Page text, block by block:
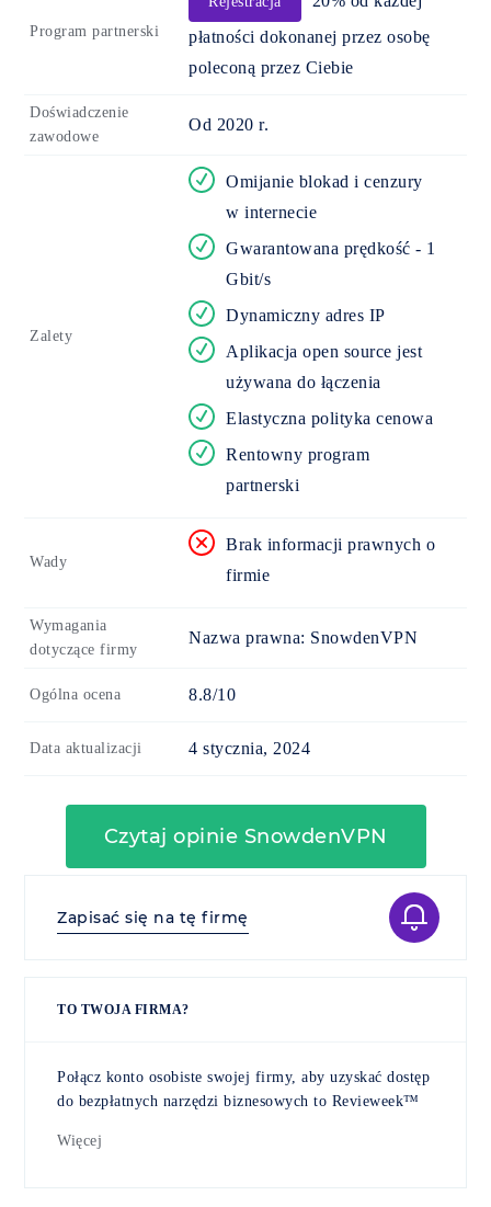
Program partnerski
płatności dokonanej przez osobę
poleconą przez Ciebie
Doświadczenie
zawodowe
Od 2020 r.
Zalety
Omijanie blokad i cenzury
w internecie
Gwarantowana prędkość - 1
Gbit/s
Dynamiczny adres IP
Aplikacja open source jest
używana do łączenia
Elastyczna polityka cenowa
Rentowny program
partnerski
Wady
Brak informacji prawnych o
firmie
Wymagania
dotyczące firmy
Nazwa prawna: SnowdenVPN
Ogólna ocena 8.8/10
Data aktualizacji 4 stycznia, 2024
Czytaj opinie SnowdenVPN
Zapisać się na tę firmę
TO TWOJA FIRMA?
Połącz konto osobiste swojej firmy, aby uzyskać dostęp
do bezpłatnych narzędzi biznesowych to Revieweek™
Więcej